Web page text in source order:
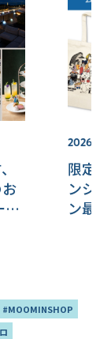
ジ
限定
ンシ
ン最
#MOOMINSHOP